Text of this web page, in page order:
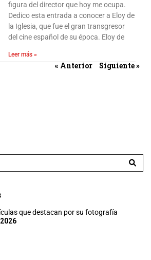
figura del director que hoy me ocupa.
Dedico esta entrada a conocer a Eloy de
la Iglesia, que fue el gran transgresor
del cine español de su época. Eloy de
Leer más »
« Anterior Siguiente »
que destacan por su fotografía